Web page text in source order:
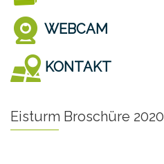
WEBCAM
KONTAKT
Eisturm Broschüre 2020